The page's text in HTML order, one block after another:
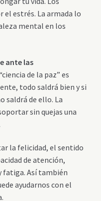
estrés. La armada lo
mental en los
ante las
de la paz” es
todo saldrá bien y si
saldrá de ello. La
sin quejas una
la felicidad, el sentido
de atención,
fatiga. Así también
ayudarnos con el